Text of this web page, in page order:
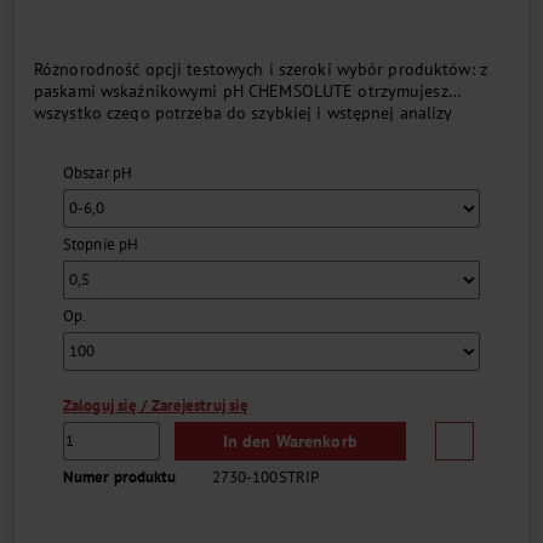
Różnorodność opcji testowych i szeroki wybór produktów: z
paskami wskaźnikowymi pH CHEMSOLUTE otrzymujesz
wszystko czego potrzeba do szybkiej i wstępnej analizy
żadnych przygotowań i akcesoriów....
Obszar pH
Stopnie pH
Op.
Zaloguj się / Zarejestruj się
In den Warenkorb
Numer produktu 2730-100STRIP